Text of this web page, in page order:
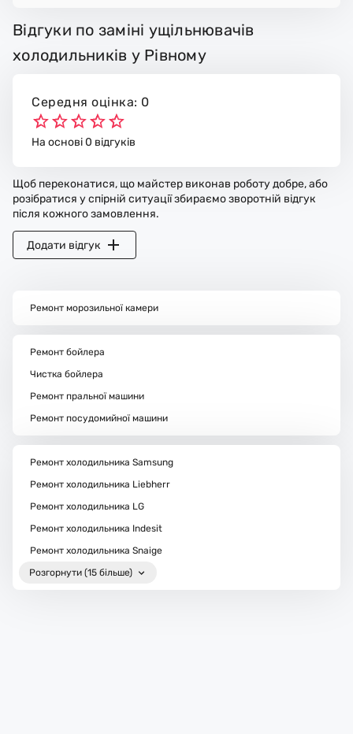
Відгуки по заміні ущільнювачів
холодильників у Рівному
Середня оцінка: 0
На основі 0 відгуків
Щоб переконатися, що майстер виконав роботу добре, або
розібратися у спірній ситуації збираємо зворотній відгук
після кожного замовлення.
Додати відгук
Ремонт морозильної камери
Ремонт бойлера
Чистка бойлера
Ремонт пральної машини
Ремонт посудомийної машини
Ремонт холодильника Samsung
Ремонт холодильника Liebherr
Ремонт холодильника LG
Ремонт холодильника Indesit
Ремонт холодильника Snaige
Розгорнути (15 більше)